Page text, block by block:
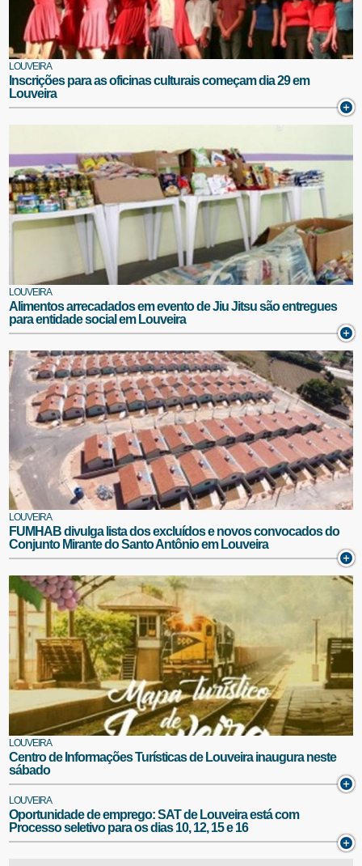
LOUVEIRA
Inscrições para as oficinas culturais começam dia 29 em
Louveira
LOUVEIRA
Alimentos arrecadados em evento de Jiu Jitsu são entregues
para entidade social em Louveira
LOUVEIRA
FUMHAB divulga lista dos excluídos e novos convocados do
Conjunto Mirante do Santo Antônio em Louveira
LOUVEIRA
Centro de Informações Turísticas de Louveira inaugura neste
sábado
LOUVEIRA
Oportunidade de emprego: SAT de Louveira está com
Processo seletivo para os dias 10, 12, 15 e 16